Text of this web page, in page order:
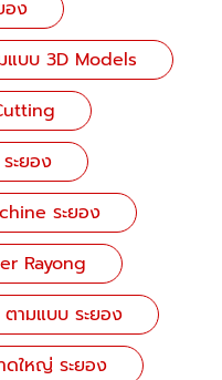
อง
แบบ 3D Models
ะยอง
ระยอง
Rayong
ามแบบ ระยอง
ดใหญ่ ระยอง